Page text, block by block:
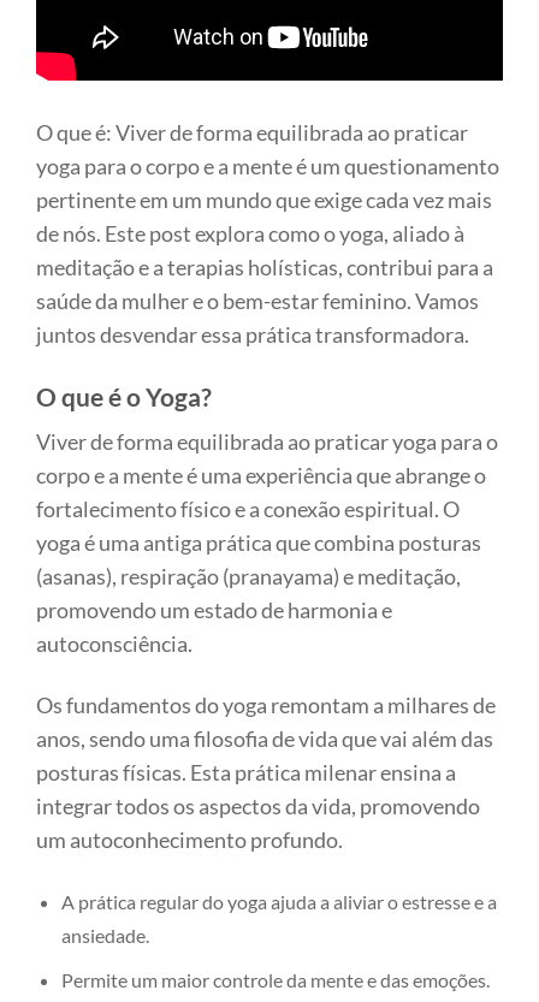
O que é: Viver de forma equilibrada ao praticar
yoga para o corpo e a mente é um questionamento
pertinente em um mundo que exige cada vez mais
de nós. Este post explora como o yoga, aliado à
meditação e a terapias holísticas, contribui para a
saúde da mulher e o bem-estar feminino. Vamos
juntos desvendar essa prática transformadora.
O que é o Yoga?
Viver de forma equilibrada ao praticar yoga para o
corpo e a mente é uma experiência que abrange o
fortalecimento físico e a conexão espiritual. O
yoga é uma antiga prática que combina posturas
(asanas), respiração (pranayama) e meditação,
promovendo um estado de harmonia e
autoconsciência.
Os fundamentos do yoga remontam a milhares de
anos, sendo uma filosofia de vida que vai além das
posturas físicas. Esta prática milenar ensina a
integrar todos os aspectos da vida, promovendo
um autoconhecimento profundo.
A prática regular do yoga ajuda a aliviar o estresse e a
ansiedade.
Permite um maior controle da mente e das emoções.